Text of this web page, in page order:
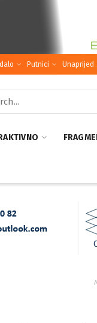
Putnici Unaprijed